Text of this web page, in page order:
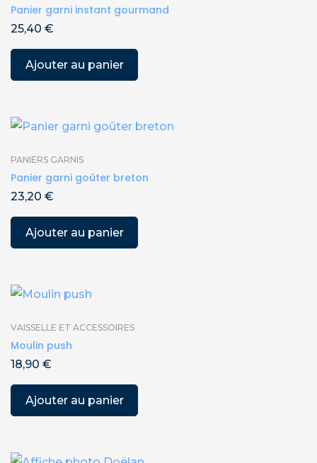
Panier garni instant gourmand
25,40 €
Ajouter au panier
PANIERS GARNIS
Panier garni goûter breton
23,20 €
Ajouter au panier
VAISSELLE ET ACCESSOIRES
Moulin push
18,90 €
Ajouter au panier